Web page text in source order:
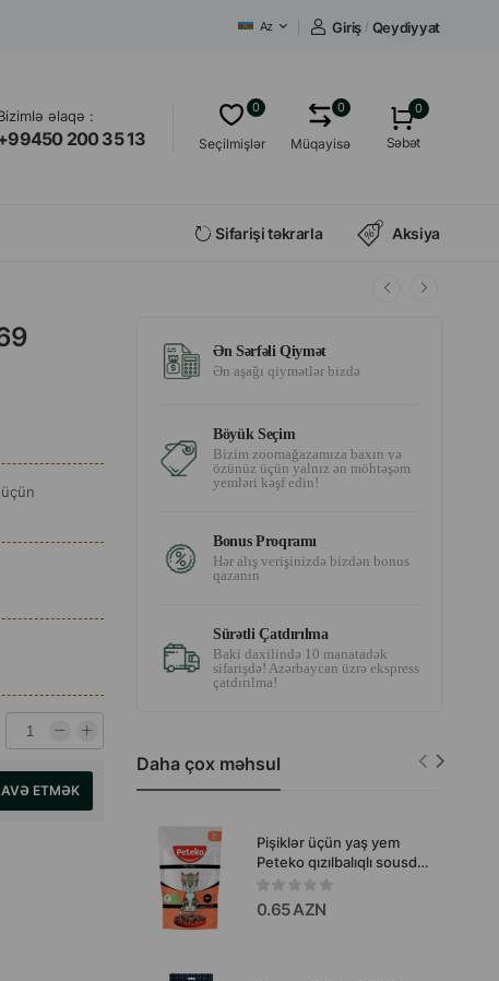
Az Giriş / Qeydiyyat
əlaqə :
200 35 13 Seçilmişlər
0
Müqayisə
0 0
Səbət
Sifarişi təkrarla Aksiya
ETMƏK
Ən Sərfəli Qiymət
Ən aşağı qiymətlər bizdə
Böyük Seçim
Bizim zoomağazamıza baxın və
özünüz üçün yalnız ən möhtəşəm
yemləri kəşf edin!
Bonus Proqramı
Hər alış verişinizdə bizdən bonus
qazanın
Sürətli Çatdırılma
Baki daxilində 10 manatadək
sifarişdə! Azərbaycan üzrə ekspress
çatdırılma!
Daha çox məhsul
Pişiklər üçün yaş yem
Peteko qızılbalıqlı sousda
85 qr.
0.65 AZN